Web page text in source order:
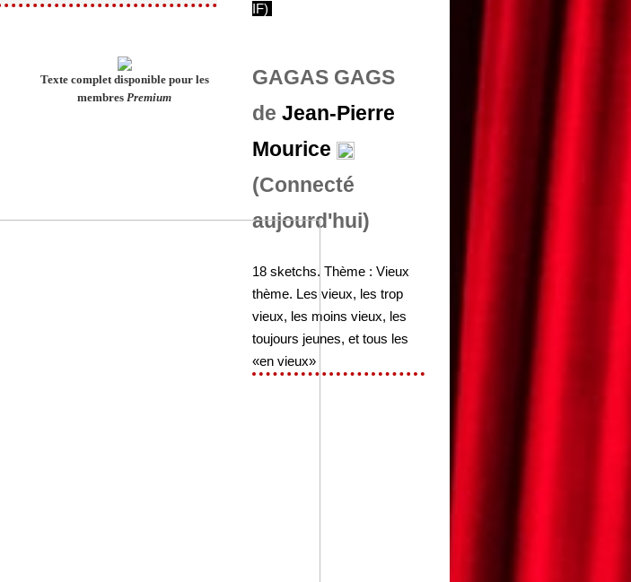
Texte complet disponible pour les
membresPremium
IF)
GAGAS GAGS
deJean-Pierre
Mourice
(Connecté
aujourd'hui)
18 sketchs. Thème : Vieux
thème. Les vieux, les trop
vieux, les moins vieux, les
toujours jeunes, et tous les
«en vieux»